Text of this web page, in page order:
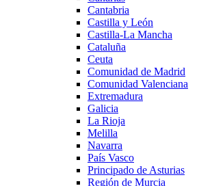
Cantabria
Castilla y León
Castilla-La Mancha
Cataluña
Ceuta
Comunidad de Madrid
Comunidad Valenciana
Extremadura
Galicia
La Rioja
Melilla
Navarra
País Vasco
Principado de Asturias
Región de Murcia